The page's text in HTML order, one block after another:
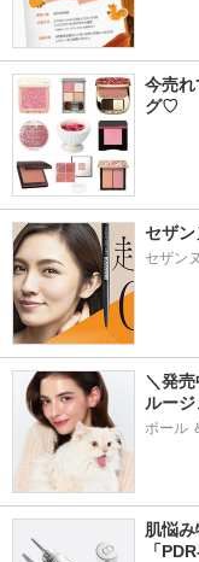
今売
グ♡
セザン
セザンヌ
＼発
ルー
ポール
肌悩
「